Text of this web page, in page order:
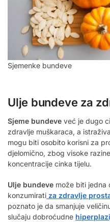
Sjemenke bundeve
Ulje bundeve za
Sjeme bundeve već je dugo
zdravlje muškaraca, a
mogu biti osobito korisni za
djelomično, zbog visoke
koncentracije cinka tijelu.
Ulje bundeve može biti jedna
konzumirati za zdravlje
poznato je da smanjuje
slučaju dobroćudne